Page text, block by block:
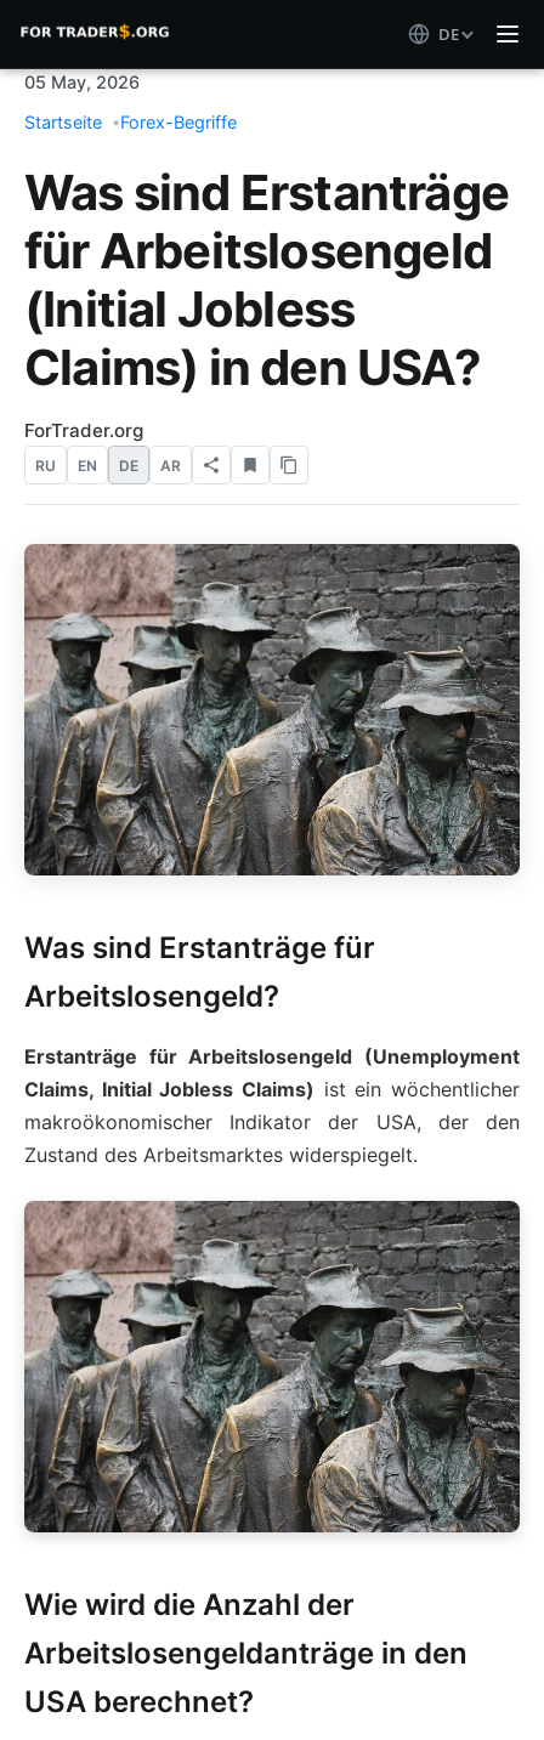
DE
05 May, 2026
Startseite
Forex-Begriffe
Was sind Erstanträge
für Arbeitslosengeld
(Initial Jobless
Claims) in den USA?
ForTrader.org
RU EN DE AR
Was sind Erstanträge für
Arbeitslosengeld?
Erstanträge für Arbeitslosengeld (Unemployment
Claims, Initial Jobless Claims) ist ein wöchentlicher
makroökonomischer Indikator der USA, der den
Zustand des Arbeitsmarktes widerspiegelt.
Wie wird die Anzahl der
Arbeitslosengeldanträge in den
USA berechnet?